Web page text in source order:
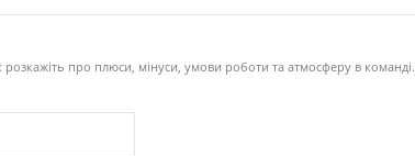
розкажіть про плюси, мінуси, умови роботи та атмосферу в команді.